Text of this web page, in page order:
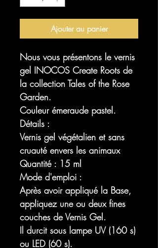
Ajouter au panier
Nous vous présentons le vernis
gel INOCOS Create Roots de
la collection Tales of the Rose
Garden.
Couleur émeraude pastel.
Détails :
Vernis gel végétalien et sans
cruauté envers les animaux
Quantité : 15 ml
Mode d'emploi :
Après avoir appliqué la Base,
appliquez une ou deux fines
couches de Vernis Gel.
Il durcit sous lampe UV (160 s)
ou LED (60 s).